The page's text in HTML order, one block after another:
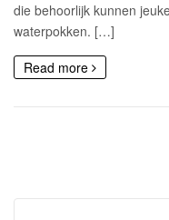
die behoorlijk kunnen
waterpokken. […]
Read more